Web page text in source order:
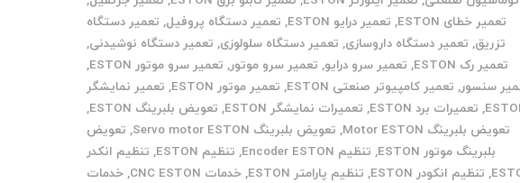
تعمیر خطای ESTON
, تعمیر درایو ESTON , تعمیر دستگاه پروفیل, تعمیر دستگاه
تزریق, تعمیر دستگاه داروسازی, تعمیر دستگاه سلولوزی, تعمیر دستگاه نوشیدنی,
تعمیر رک ESTON
, تعمیر سرو درایو, تعمیر سرو موتور, تعمیر سرو موتور ESTON
,
سنسور, تعمیر کامپیوتر صنعتی ESTON , تعمیر موتور ESTON , تعمیر نمایشگر
, تعمیرات برد ESTON , تعمیرات نمایشگر ESTON , تعویض بلبرینگ ESTON
,
تعویض بلبرینگ Motor ESTON
, تعویض بلبرینگ Servo motor ESTON , تعویض
بلبرینگ موتور ESTON
, تنظیم Encoder ESTON , تنظیم ESTON , تنظیم انکدر
, تنظیم انکودر ESTON , تنظیم پارامتر ESTON , خدمات CNC ESTON , خدمات